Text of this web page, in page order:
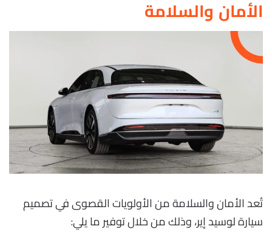
الأمان والسلامة
تُعد الأمان والسلامة من الأولويات القصوى في تصميم
سيارة لوسيد إير، وذلك من خلال توفير ما يلي: